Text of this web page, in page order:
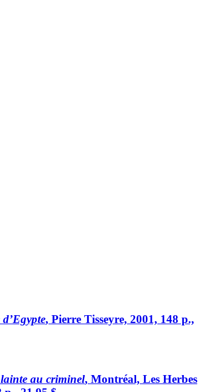
, Pierre Tisseyre, 2001, 148 p.,
au criminel, Montréal, Les Herbes